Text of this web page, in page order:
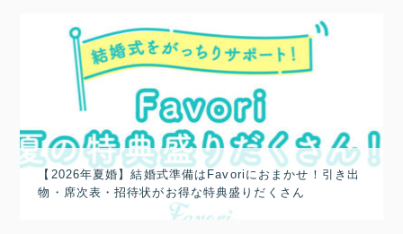
【2026年夏婚】結婚式準備はFavoriにおまかせ！引き出
物・席次表・招待状がお得な特典盛りだくさん